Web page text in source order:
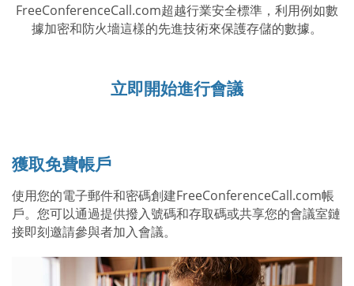
FreeConferenceCall.com超越行業安全標準，利用例如數
據加密和防火墻這樣的先進技術來保護存儲的數據。
立即開始進行會議
獲取免費帳戶
使用您的電子郵件和密碼創建FreeConferenceCall.com帳
戶。您可以通過提供撥入號碼和存取碼或共享您的會議室鏈
接即刻邀請參與者加入會議。